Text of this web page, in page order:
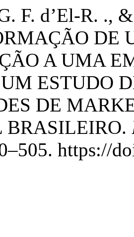
F. d’El-R. .,
DE
A UMA
ESTUDO
DE
BRASILEIRO.
https://